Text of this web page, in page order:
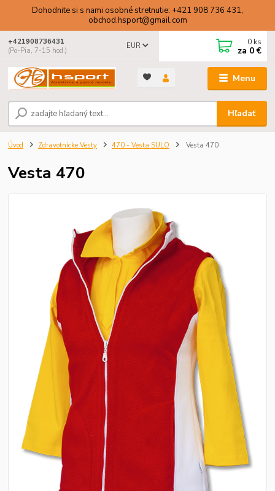
Dohodnite si s nami osobné stretnutie: +421 908 736 431,
obchod.hsport@gmail.com
Menu
EUR
Hľadať
+421908736431
(Po-Pia, 7-15 hod.)
0 ks
za 0 €
Úvod Zdravotnícke Vesty 470 - Vesta SULO Vesta 470
Vesta 470